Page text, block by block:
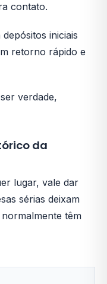
contato.
iniciais
retorno rápido e
verdade,
da
lugar, vale dar
sérias deixam
têm